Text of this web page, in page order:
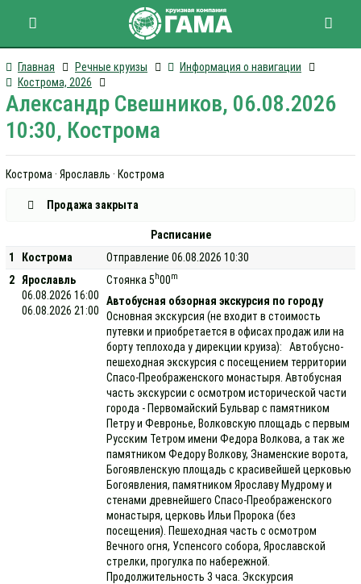
Главная Речные круизы
Информация о навигации
Кострома, 2026
Александр Свешников, 06.08.2026
10:30, Кострома
Кострома · Ярославль · Кострома
Продажа закрыта
Расписание
1
Кострома
Отправление 06.08.2026 10:30
2
Ярославль
06.08.2026 16:00
06.08.2026 21:00
Стоянка 5 h00m
Автобусная обзорная экскурсия по городу
Основная экскурсия (не входит в стоимость
путевки и приобретается в офисах продаж или на
борту теплохода у дирекции круиза): Автобусно-
пешеходная экскурсия с посещением территории
Спасо-Преображенского монастыря. Автобусная
часть экскурсии с осмотром исторической части
города - Первомайский Бульвар с памятником
Петру и Февронье, Волковскую площадь с первым
Русским Тетром имени Федора Волкова, а так же
памятником Федору Волкову, Знаменские ворота,
Богоявленскую площадь с красивейшей церковью
Богоявления, памятником Ярославу Мудрому и
стенами древнейшего Спасо-Преображенского
монастыря, церковь Ильи Пророка (без
посещения). Пешеходная часть с осмотром
Вечного огня, Успенсого собора, Ярославской
стрелки, прогулка по набережной.
Продолжительность 3 часа. Экскурсия